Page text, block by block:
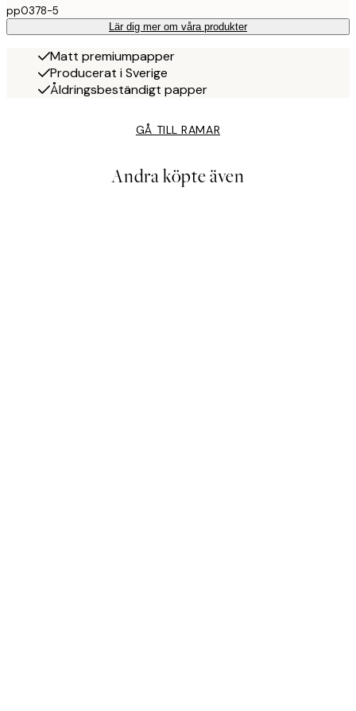
pp0378-5
Lär dig mer om våra produkter
Matt premiumpapper
Producerat i Sverige
Åldringsbeständigt papper
GÅ TILL RAMAR
Andra köpte även